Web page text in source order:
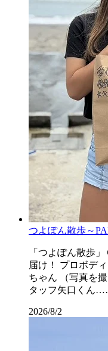
つよぽん散歩～
「つよぽん散歩
届け！ プロボデ
ちゃん （写真を
タッフ矢口くん
2026/8/2